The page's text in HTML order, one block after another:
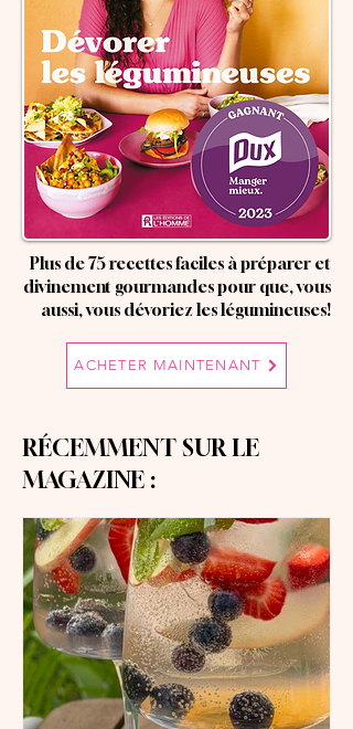
Plus de 75 recettes faciles à préparer et
divinement gourmandes pour que, vous
aussi, vous dévoriez les légumineuses!
ACHETER MAINTENANT
RÉCEMMENT SUR LE
MAGAZINE :